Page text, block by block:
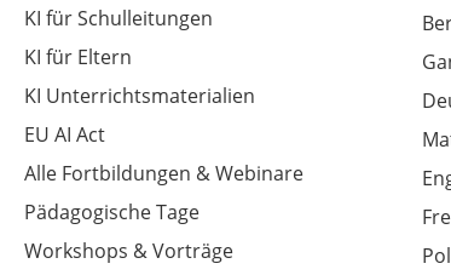
KI für Schulleitungen
KI für Eltern
KI Unterrichtsmaterialien
EU AI Act
Alle Fortbildungen & Webinare
Pädagogische Tage
Workshops & Vorträge